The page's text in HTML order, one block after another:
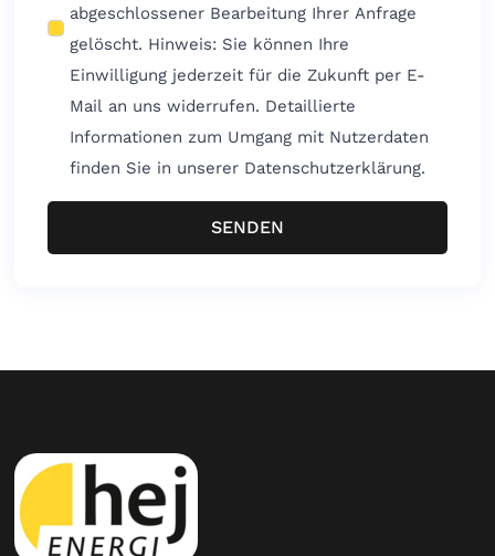
abgeschlossener Bearbeitung Ihrer Anfrage
gelöscht. Hinweis: Sie können Ihre
Einwilligung jederzeit für die Zukunft per E-
Mail an uns widerrufen. Detaillierte
Informationen zum Umgang mit Nutzerdaten
finden Sie in unserer Datenschutzerklärung.
SENDEN